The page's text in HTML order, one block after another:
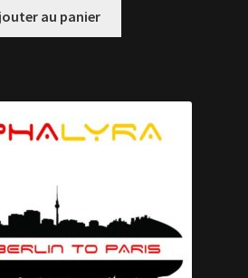
au panier